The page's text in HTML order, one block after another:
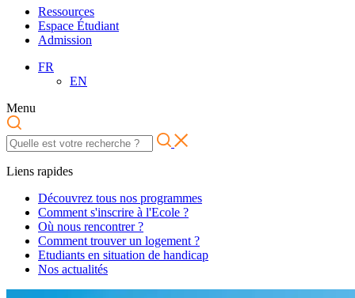
Ressources
Espace Étudiant
Admission
FR
EN
Menu
Liens rapides
Découvrez tous nos programmes
Comment s'inscrire à l'Ecole ?
Où nous rencontrer ?
Comment trouver un logement ?
Etudiants en situation de handicap
Nos actualités